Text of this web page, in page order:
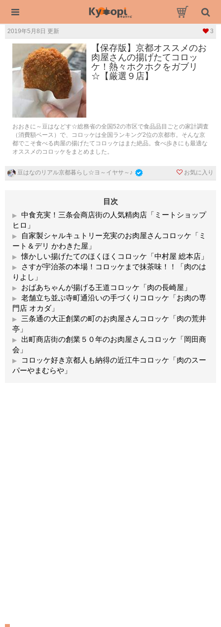
2019年5月8日 更新 3
【保存版】京都オススメのお
肉屋さんの揚げたてコロッ
ケ！熱々ホクホクをガブリ
☆【厳選９店】
おおきに～豆はなどす☆総務省の全国52の市区で食品品目ごとの家計調査
（消費額ベース）で、コロッケは全国ランキング2位の京都市。そんな京
都でこそ食べる肉屋の揚げたてコロッケはまた絶品。食べ歩きにも最適な
オススメのコロッケをまとめました。
豆はなのリアル京都暮らし☆ヨ～イヤサ～♪ お気に入り
目次
中食充実！三条会商店街の人気精肉店「ミートショップ
ヒロ」
自家製シャルキュトリー充実のお肉屋さんコロッケ「ミ
ート＆デリ かわきた屋」
懐かしい揚げたてのほくほくコロッケ「中村屋 総本店」
さすが宇治茶の本場！コロッケまで抹茶味！！「肉のは
りよし」
おばあちゃんが揚げる王道コロッケ「肉の長崎屋」
老舗立ち並ぶ寺町通沿いの手づくりコロッケ「お肉の専
門店 オカダ」
三条通の大正創業の町のお肉屋さんコロッケ「肉の荒井
亭」
出町商店街の創業５０年のお肉屋さんコロッケ「岡田商
会」
コロッケ好き京都人も納得の近江牛コロッケ「肉のスー
パーやまむらや」